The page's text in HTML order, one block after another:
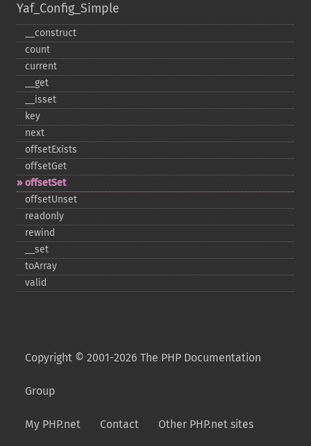
Yaf_Config_Simple
_​_​construct
count
current
_​_​get
_​_​isset
key
next
offsetExists
offsetGet
offsetSet
offsetUnset
readonly
rewind
_​_​set
toArray
valid
Copyright © 2001-2026 The PHP Documentation
Group
My PHP.net Contact Other PHP.net sites